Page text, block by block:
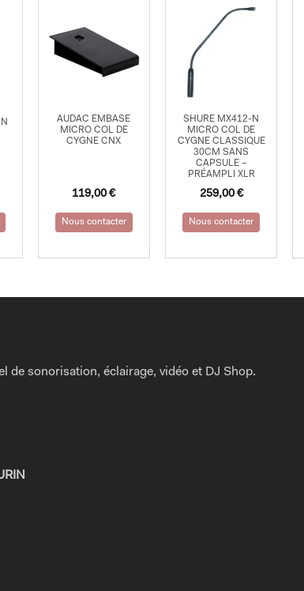
AUDAC EMBASE
MICRO COL DE
CYGNE CNX
119,00€
Nous contacter
SHURE MX412-N
MICRO COL DE
CYGNE CLASSIQUE
30CM SANS
CAPSULE –
PRÉAMPLI XLR
259,00 €
Nous contacter
de sonorisation, éclairage, vidéo et DJ Shop.